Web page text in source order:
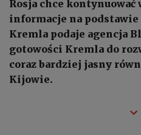
Rosja chce kontynuować
informacje na podstawie
Kremla podaje agencja
gotowości Kremla do
coraz bardziej jasny
Kijowie.